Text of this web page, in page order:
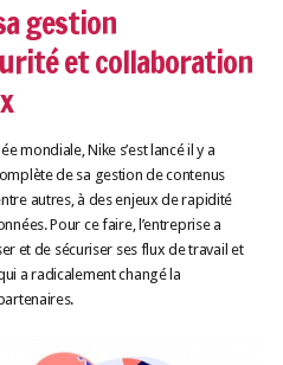
gestion
et collaboration
mondiale, Nike s’est lancé il y a
de sa gestion de contenus
autres, à des enjeux de rapidité
Pour ce faire, l’entreprise a
et de sécuriser ses flux de travail et
a radicalement changé la